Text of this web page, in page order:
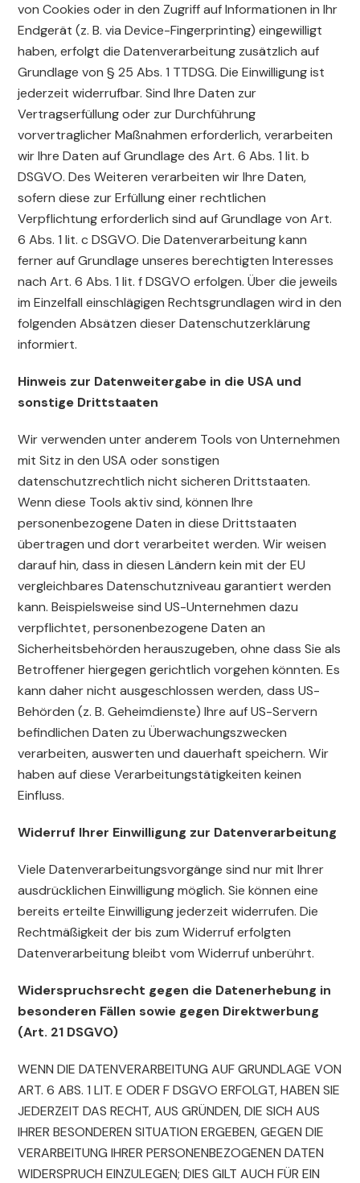
von Cookies oder in den Zugriff auf Informationen in Ihr
Endgerät (z. B. via Device-Fingerprinting) eingewilligt
haben, erfolgt die Datenverarbeitung zusätzlich auf
Grundlage von § 25 Abs. 1 TTDSG. Die Einwilligung ist
jederzeit widerrufbar. Sind Ihre Daten zur
Vertragserfüllung oder zur Durchführung
vorvertraglicher Maßnahmen erforderlich, verarbeiten
wir Ihre Daten auf Grundlage des Art. 6 Abs. 1 lit. b
DSGVO. Des Weiteren verarbeiten wir Ihre Daten,
sofern diese zur Erfüllung einer rechtlichen
Verpflichtung erforderlich sind auf Grundlage von Art.
6 Abs. 1 lit. c DSGVO. Die Datenverarbeitung kann
ferner auf Grundlage unseres berechtigten Interesses
nach Art. 6 Abs. 1 lit. f DSGVO erfolgen. Über die jeweils
im Einzelfall einschlägigen Rechtsgrundlagen wird in den
folgenden Absätzen dieser Datenschutzerklärung
informiert.
Hinweis zur Datenweitergabe in die USA und
sonstige Drittstaaten
Wir verwenden unter anderem Tools von Unternehmen
mit Sitz in den USA oder sonstigen
datenschutzrechtlich nicht sicheren Drittstaaten.
Wenn diese Tools aktiv sind, können Ihre
personenbezogene Daten in diese Drittstaaten
übertragen und dort verarbeitet werden. Wir weisen
darauf hin, dass in diesen Ländern kein mit der EU
vergleichbares Datenschutzniveau garantiert werden
kann. Beispielsweise sind US-Unternehmen dazu
verpflichtet, personenbezogene Daten an
Sicherheitsbehörden herauszugeben, ohne dass Sie als
Betroffener hiergegen gerichtlich vorgehen könnten. Es
kann daher nicht ausgeschlossen werden, dass US-
Behörden (z. B. Geheimdienste) Ihre auf US-Servern
befindlichen Daten zu Überwachungszwecken
verarbeiten, auswerten und dauerhaft speichern. Wir
haben auf diese Verarbeitungstätigkeiten keinen
Einfluss.
Widerruf Ihrer Einwilligung zur Datenverarbeitung
Viele Datenverarbeitungsvorgänge sind nur mit Ihrer
ausdrücklichen Einwilligung möglich. Sie können eine
bereits erteilte Einwilligung jederzeit widerrufen. Die
Rechtmäßigkeit der bis zum Widerruf erfolgten
Datenverarbeitung bleibt vom Widerruf unberührt.
Widerspruchsrecht gegen die Datenerhebung in
besonderen Fällen sowie gegen Direktwerbung
(Art. 21 DSGVO)
WENN DIE DATENVERARBEITUNG AUF GRUNDLAGE VON
ART. 6 ABS. 1 LIT. E ODER F DSGVO ERFOLGT, HABEN SIE
JEDERZEIT DAS RECHT, AUS GRÜNDEN, DIE SICH AUS
IHRER BESONDEREN SITUATION ERGEBEN, GEGEN DIE
VERARBEITUNG IHRER PERSONENBEZOGENEN DATEN
WIDERSPRUCH EINZULEGEN; DIES GILT AUCH FÜR EIN